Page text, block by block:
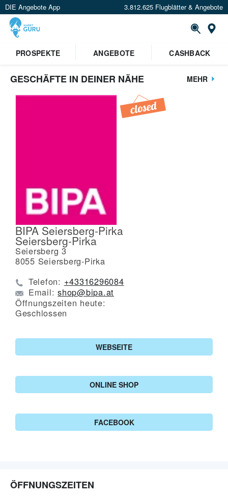
DIE Angebote App 3.812.625 Flugblätter & Angebote
PROSPEKTE
ANGEBOTE CASHBACK
GESCHÄFTE IN DEINER NÄHE MEHR
BIPA Seiersberg-Pirka
Seiersberg-Pirka
Seiersberg 3
8055 Seiersberg-Pirka
Telefon: +43316296084
Email:shop@bipa.at
Öffnungszeiten heute:
Geschlossen
WEBSEITE
ONLINE SHOP
FACEBOOK
ÖFFNUNGSZEITEN